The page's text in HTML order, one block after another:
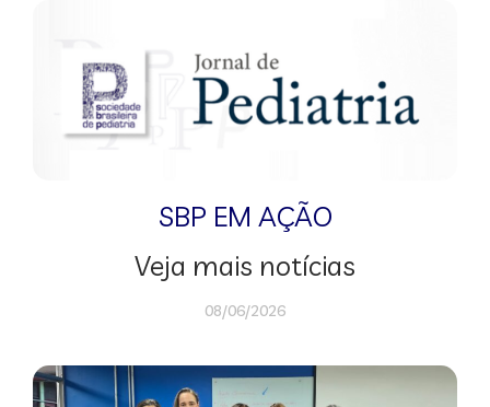
SBP EM AÇÃO
Veja mais notícias
08/06/2026